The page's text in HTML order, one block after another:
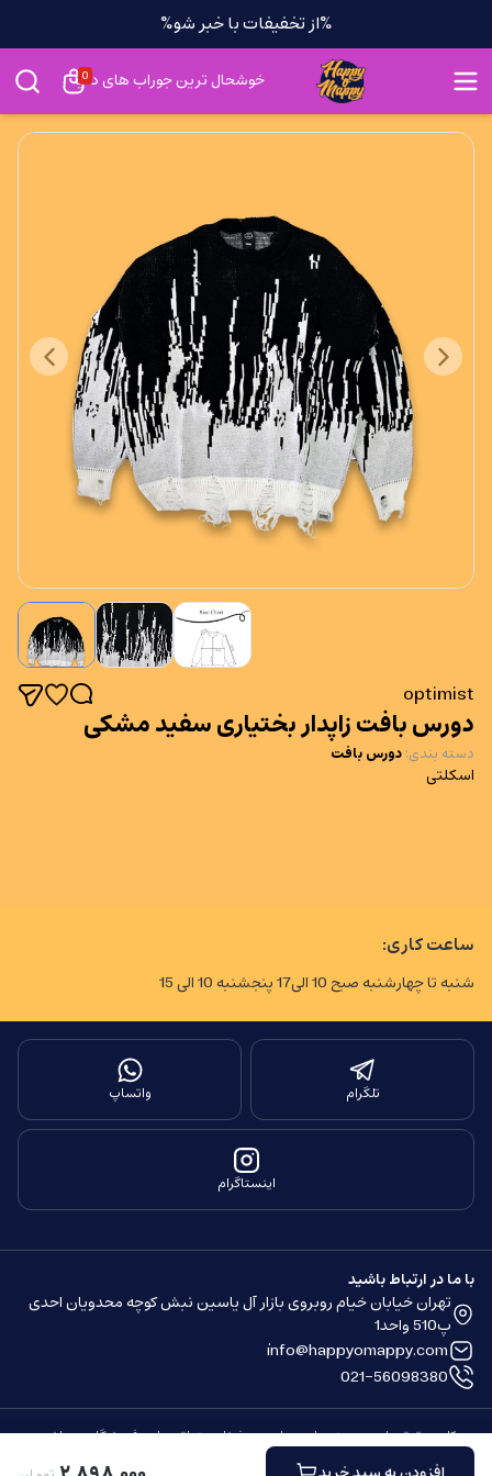
%از تخفیفات با خبر شو%
خوشحال ترین جوراب های دنیا
0
optimist
دورس بافت زاپدار بختیاری سفید مشکی
دسته بندی: دورس بافت
اسکلتی
ساعت کاری:
شنبه تا چهارشنبه صبح 10 الی17 پنجشنبه 10 الی 15
تلگرام واتساپ
اینستاگرام
با ما در ارتباط باشید
تهران خیابان خیام روبروی بازار آل یاسین نبش کوچه محدویان احدی
پ510 واحد1
info@happyomappy.com
021-56098380
کلیه حقوق مادی و معنوی این سایت محفوظ و متعلق به این فروشگاه می باشد.
ساخته شده توسط